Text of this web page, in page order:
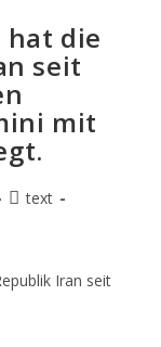
hat die
seit
mit
text
Iran seit